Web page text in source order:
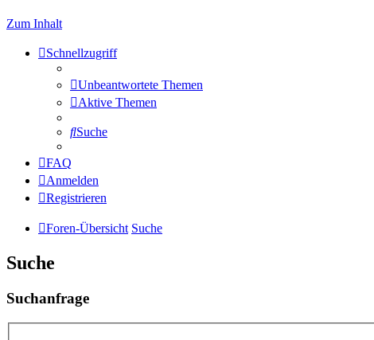
Zum Inhalt
Schnellzugriff
Unbeantwortete Themen
Aktive Themen
Suche
FAQ
Anmelden
Registrieren
Foren-Übersicht Suche
Suche
Suchanfrage